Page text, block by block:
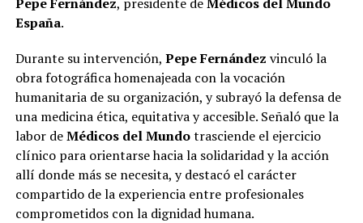
España.
Durante su intervención, Pepe Fernández vinculó la
obra fotográfica homenajeada con la vocación
humanitaria de su organización, y subrayó la defensa de
una medicina ética, equitativa y accesible. Señaló que la
labor deMédicos del Mundotrasciende el ejercicio
clínico para orientarse hacia la solidaridad y la acción
allí donde más se necesita, y destacó el carácter
compartido de la experiencia entre profesionales
comprometidos con la dignidad humana.